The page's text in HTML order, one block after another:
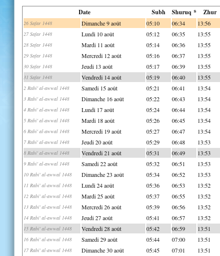
Date Subh Shuruq * Zhur
26 Safar 1448 Dimanche 9 août 05:10 06:34 13:56
27 Safar 1448 Lundi 10 août 05:12 06:35 13:55
28 Safar 1448 Mardi 11 août 05:14 06:36 13:55
29 Safar 1448 Mercredi 12 août 05:16 06:37 13:55
30 Safar 1448 Jeudi 13 août 05:17 06:39 13:55
31 Safar 1448 Vendredi 14 août 05:19 06:40 13:55
2 Rabi' al-awwal 1448 Samedi 15 août 05:21 06:41 13:54
3 Rabi' al-awwal 1448 Dimanche 16 août 05:22 06:43 13:54
4 Rabi' al-awwal 1448 Lundi 17 août 05:24 06:44 13:54
5 Rabi' al-awwal 1448 Mardi 18 août 05:26 06:45 13:54
6 Rabi' al-awwal 1448 Mercredi 19 août 05:27 06:47 13:54
7 Rabi' al-awwal 1448 Jeudi 20 août 05:29 06:48 13:53
8 Rabi' al-awwal 1448 Vendredi 21 août 05:31 06:49 13:53
9 Rabi' al-awwal 1448 Samedi 22 août 05:32 06:51 13:53
10 Rabi' al-awwal 1448 Dimanche 23 août 05:34 06:52 13:53
11 Rabi' al-awwal 1448 Lundi 24 août 05:36 06:53 13:52
12 Rabi' al-awwal 1448 Mardi 25 août 05:37 06:55 13:52
13 Rabi' al-awwal 1448 Mercredi 26 août 05:39 06:56 13:52
14 Rabi' al-awwal 1448 Jeudi 27 août 05:41 06:57 13:52
15 Rabi' al-awwal 1448 Vendredi 28 août 05:42 06:59 13:51
16 Rabi' al-awwal 1448 Samedi 29 août 05:44 07:00 13:51
17 Rabi' al-awwal 1448 Dimanche 30 août 05:45 07:01 13:51